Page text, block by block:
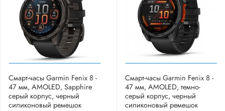
Смарт-часы Garmin Fenix 8 -
47 мм, AMOLED, Sapphire
серый корпус, черный
силиконовый ремешок
Смарт-часы Garmin Fenix 8 -
47 мм, AMOLED, темно-
серый корпус, черный
силиконовый ремешок